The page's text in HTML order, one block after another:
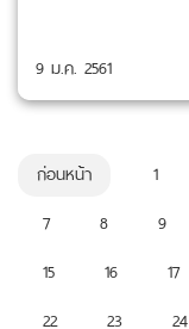
9 ม.ค. 2561
ก่อนหน้า 1
7
8 9
15
16 17
22
23 24